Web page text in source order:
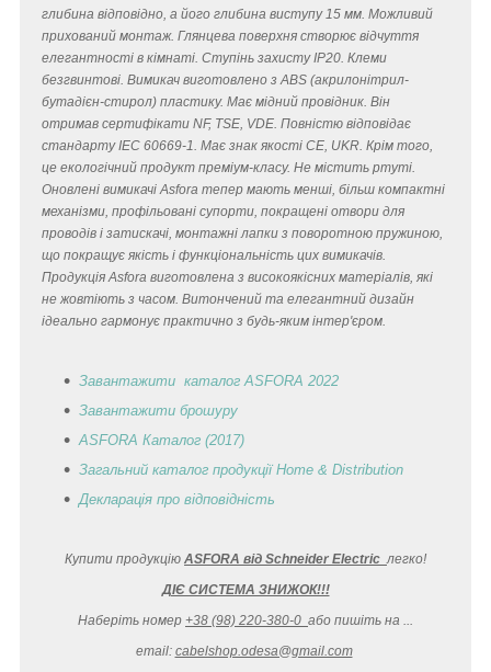
глибина відповідно, а його глибина виступу 15 мм. Можливий
прихований монтаж. Глянцева поверхня створює відчуття
елегантності в кімнаті. Ступінь захисту IP20. Клеми
безгвинтові. Вимикач виготовлено з ABS (акрилонітрил-
бутадієн-стирол) пластику. Має мідний провідник. Він
отримав сертифікати NF, TSE, VDE. Повністю відповідає
стандарту IEC 60669-1. Має знак якості CE, UKR. Крім того,
це екологічний продукт преміум-класу. Не містить ртуті.
Оновлені вимикачі Asfora тепер мають менші, більш компактні
механізми, профільовані супорти, покращені отвори для
проводів і затискачі, монтажні лапки з поворотною пружиною,
що покращує якість і функціональність цих вимикачів.
Продукція Asfora виготовлена з високоякісних матеріалів, які
не жовтіють з часом. Витончений та елегантний дизайн
ідеально гармонує практично з будь-яким інтер'єром.
Завантажити каталог ASFORA 2022
Завантажити брошуру
ASFORA Каталог (2017)
Загальний каталог продукції Home & Distribution
Декларація про відповідність
Купити продукцію ASFORA від Schneider Electric легко!
ДІЄ СИСТЕМА ЗНИЖОК!!!
Наберіть номер +38 (98) 220-380-0 або пишіть на ...
email: cabelshop.odesa@gmail.com